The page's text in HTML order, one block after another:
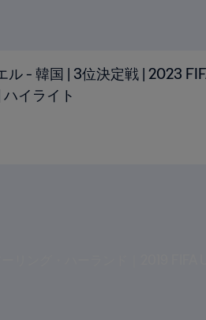
ル - 韓国 | 3位決定戦 | 2023
ハイライト